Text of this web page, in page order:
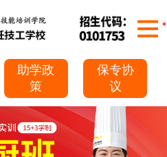
助学政
策
保专协
议